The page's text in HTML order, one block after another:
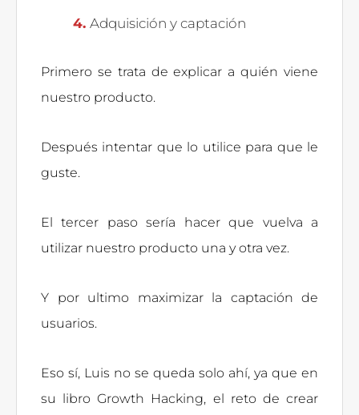
Adquisición y captación
Primero se trata de explicar a quién viene
nuestro producto.
Después intentar que lo utilice para que le
guste.
El tercer paso sería hacer que vuelva a
utilizar nuestro producto una y otra vez.
Y por ultimo maximizar la captación de
usuarios.
Eso sí, Luis no se queda solo ahí, ya que en
su libro Growth Hacking, el reto de crear